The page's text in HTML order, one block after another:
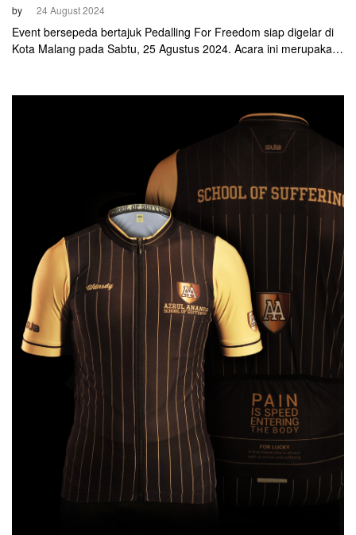
by 24 August 2024
Event bersepeda bertajuk Pedalling For Freedom siap digelar di
Kota Malang pada Sabtu, 25 Agustus 2024. Acara ini merupakan